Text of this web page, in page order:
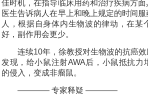
佳时机，在指导临床用药和治疗疾病方
医生告诉病人在早上和晚上规定的时间
人，根据自身体内生物波的律动，在某
好，副作用会更少。
连续10年，徐教授对生物波的抗癌效
发现，给小鼠注射AWA后，小鼠抵抗力
的侵入，变成非瘤鼠。
———— 专家释疑 ————